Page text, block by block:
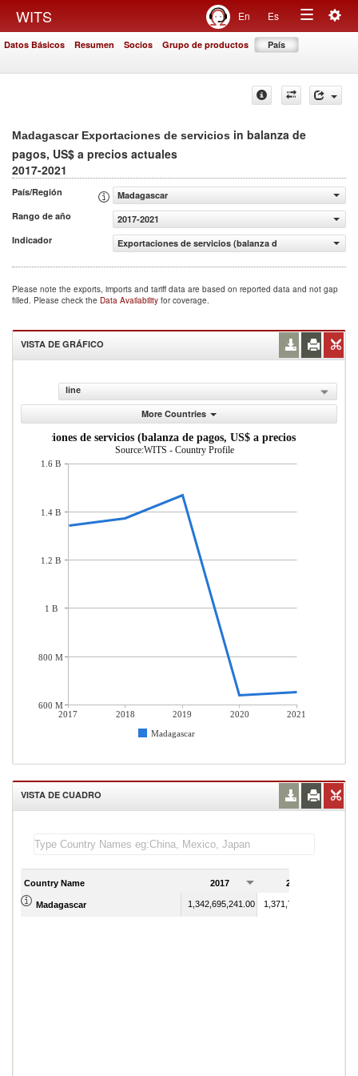
WITS En Es
Toggle
Datos Básicos Resumen Socios Grupo de productos País
Madagascar Exportaciones de servicios in balanza de
pagos, US$ a precios actuales
2017-2021
País/Región
Madagascar
Rango de año
2017-2021
Indicador
Exportaciones de servicios (balanza de pagos, US$ a
Please note the exports, imports and tariff data are based on reported data and not gap
filled. Please check the Data Availability for coverage.
VISTA DE GRÁFICO
line
More Countries
Exportaciones de servicios (balanza de pagos, US$ a precios actuales)
Source:WITS - Country Profile
2017 2018 2019 2020
2021
Madagascar
1.6 B
1.4 B
1.2 B
1 B
800 M
600 M
VISTA DE CUADRO
Country Name 2017 2018
Madagascar 1,342,695,241.00 1,371,771,522.00